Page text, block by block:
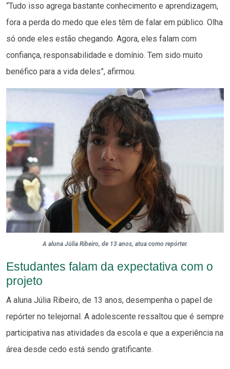
“Tudo isso agrega bastante conhecimento e aprendizagem,
fora a perda do medo que eles têm de falar em público. Olha
só onde eles estão chegando. Agora, eles falam com
confiança, responsabilidade e domínio. Tem sido muito
benéfico para a vida deles”, afirmou.
A aluna Júlia Ribeiro, de 13 anos, atua como repórter.
Estudantes falam da expectativa com o
projeto
A aluna Júlia Ribeiro, de 13 anos, desempenha o papel de
repórter no telejornal. A adolescente ressaltou que é sempre
participativa nas atividades da escola e que a experiência na
área desde cedo está sendo gratificante.